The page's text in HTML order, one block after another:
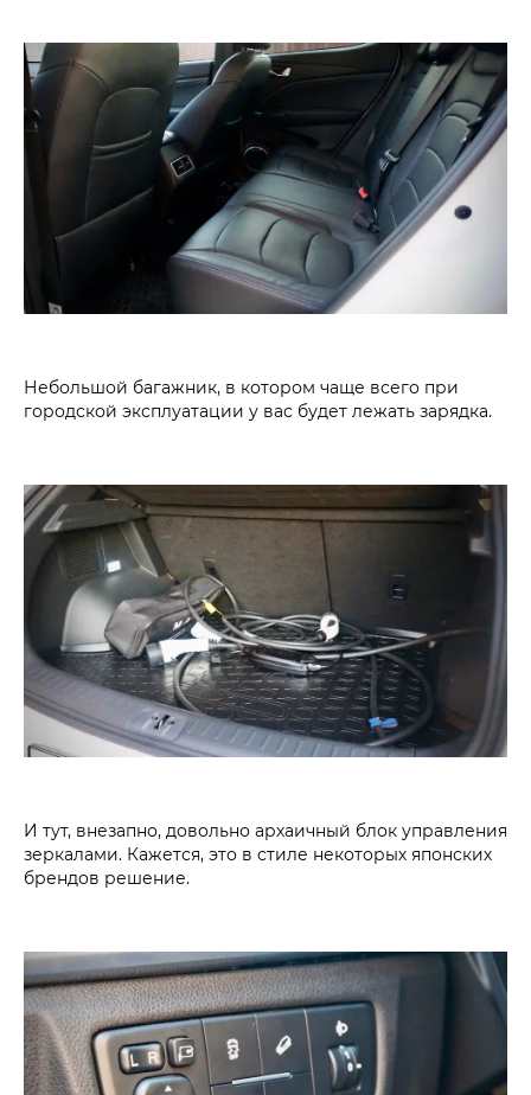
Небольшой багажник, в котором чаще всего при
городской эксплуатации у вас будет лежать зарядка.
И тут, внезапно, довольно архаичный блок управления
зеркалами. Кажется, это в стиле некоторых японских
брендов решение.